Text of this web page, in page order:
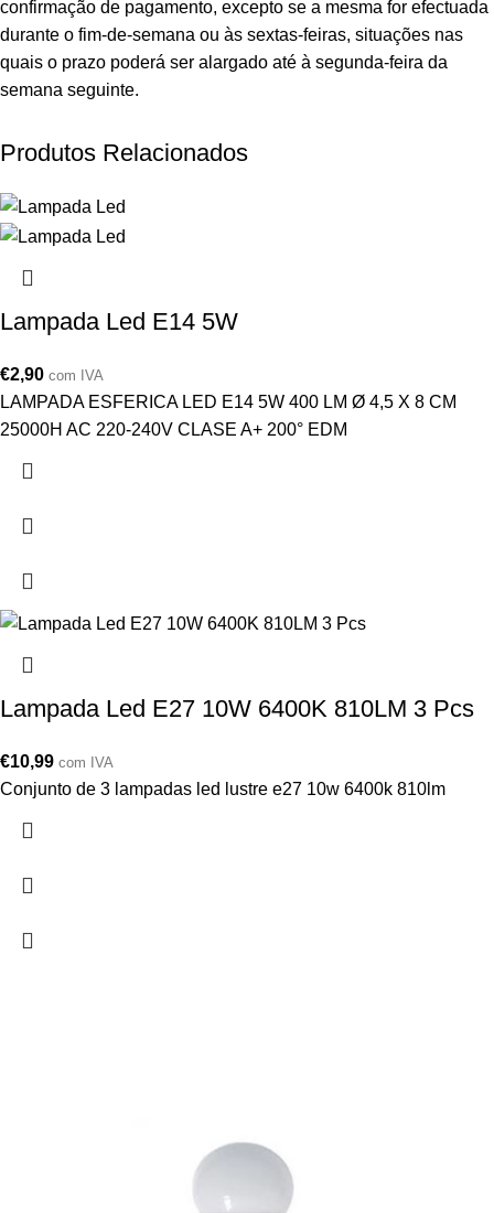
confirmação de pagamento, excepto se a mesma for efectuada
durante o fim-de-semana ou às sextas-feiras, situações nas
quais o prazo poderá ser alargado até à segunda-feira da
semana seguinte.
Produtos Relacionados
Lampada Led E14 5W
€2,90 com IVA
LAMPADA ESFERICA LED E14 5W 400 LM Ø 4,5 X 8 CM
25000H AC 220-240V CLASE A+ 200° EDM
Lampada Led E27 10W 6400K 810LM 3 Pcs
€10,99 com IVA
Conjunto de 3 lampadas led lustre e27 10w 6400k 810lm